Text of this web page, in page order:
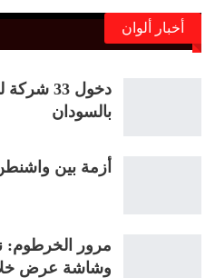
أخبار ألوان
دخول 33
بالسودان
أزمة بين
وشاشة عرض